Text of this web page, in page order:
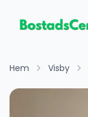
Hem Visby